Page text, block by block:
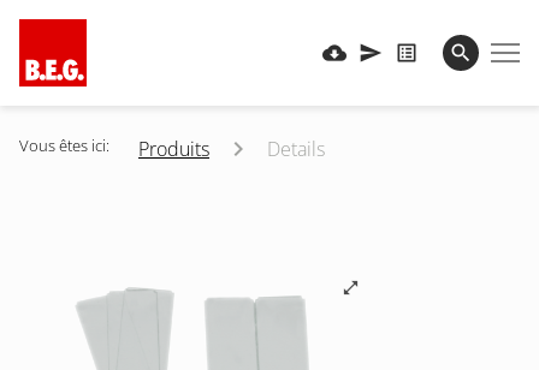
Vous êtes ici: Produits Details